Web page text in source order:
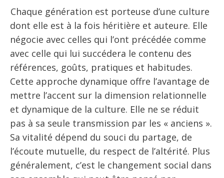
Chaque génération est porteuse d’une culture
dont elle est à la fois héritière et auteure. Elle
négocie avec celles qui l’ont précédée comme
avec celle qui lui succédera le contenu des
références, goûts, pratiques et habitudes.
Cette approche dynamique offre l’avantage de
mettre l’accent sur la dimension relationnelle
et dynamique de la culture. Elle ne se réduit
pas à sa seule transmission par les « anciens ».
Sa vitalité dépend du souci du partage, de
l’écoute mutuelle, du respect de l’altérité. Plus
généralement, c’est le changement social dans